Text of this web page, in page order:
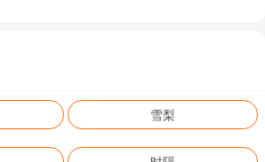
雪梨